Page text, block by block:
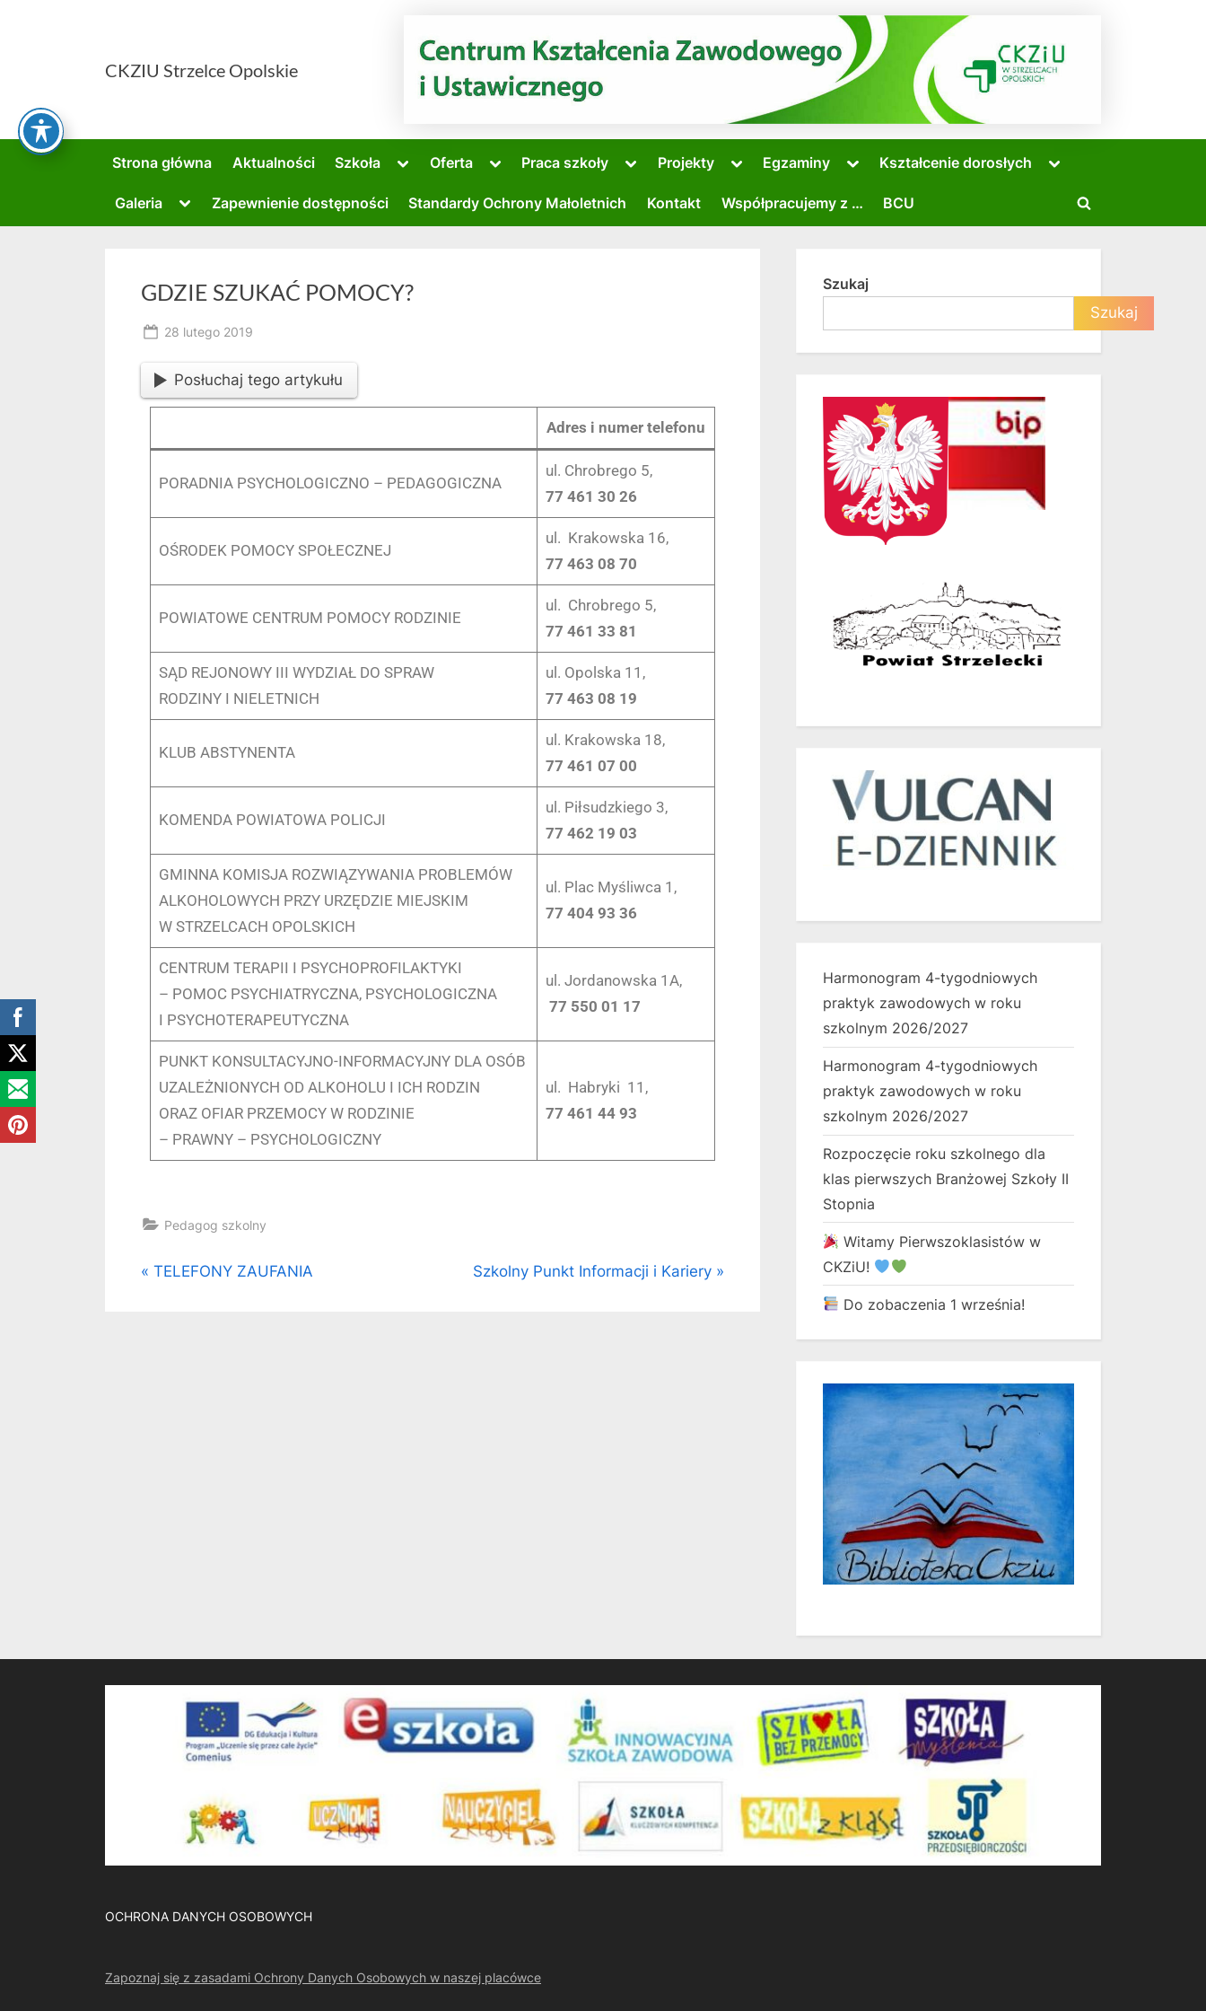
CKZIU Strzelce Opolskie
Strona główna Aktualności Szkoła Oferta Praca szkoły Projekty Egzaminy Kształcenie dorosłych
Galeria Zapewnienie dostępności Standardy Ochrony Małoletnich Kontakt Współpracujemy z … BCU
GDZIE SZUKAĆ POMOCY?
28 lutego 2019
Posłuchaj tego artykułu
Adres i numer telefonu
PORADNIA PSYCHOLOGICZNO – PEDAGOGICZNA
ul. Chrobrego 5,
77 461 30 26
OŚRODEK POMOCY SPOŁECZNEJ
ul. Krakowska 16,
77 463 08 70
POWIATOWE CENTRUM POMOCY RODZINIE
ul. Chrobrego 5,
77 461 33 81
SĄD REJONOWY III WYDZIAŁ DO SPRAW
RODZINY I NIELETNICH
ul. Opolska 11,
77 463 08 19
KLUB ABSTYNENTA
ul. Krakowska 18,
77 461 07 00
KOMENDA POWIATOWA POLICJI
ul. Piłsudzkiego 3,
77 462 19 03
GMINNA KOMISJA ROZWIĄZYWANIA PROBLEMÓW
ALKOHOLOWYCH PRZY URZĘDZIE MIEJSKIM
W STRZELCACH OPOLSKICH
ul. Plac Myśliwca 1,
77 404 93 36
CENTRUM TERAPII I PSYCHOPROFILAKTYKI
– POMOC PSYCHIATRYCZNA, PSYCHOLOGICZNA
I PSYCHOTERAPEUTYCZNA
ul. Jordanowska 1A,
77 550 01 17
PUNKT KONSULTACYJNO-INFORMACYJNY DLA OSÓB
UZALEŻNIONYCH OD ALKOHOLU I ICH RODZIN
ORAZ OFIAR PRZEMOCY W RODZINIE
– PRAWNY – PSYCHOLOGICZNY
ul. Habryki 11,
77 461 44 93
Pedagog szkolny
TELEFONY ZAUFANIA Szkolny Punkt Informacji i Kariery
Szukaj
Szukaj
Harmonogram 4-tygodniowych
praktyk zawodowych w roku
szkolnym 2026/2027
Harmonogram 4-tygodniowych
praktyk zawodowych w roku
szkolnym 2026/2027
Rozpoczęcie roku szkolnego dla
klas pierwszych Branżowej Szkoły II
Stopnia
Witamy Pierwszoklasistów w
CKZiU!
Do zobaczenia 1 września!
OCHRONA DANYCH OSOBOWYCH
Zapoznaj się z zasadami Ochrony Danych Osobowych w naszej placówce